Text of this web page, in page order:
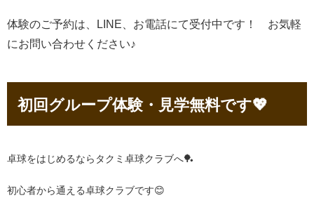
体験のご予約は、LINE、お電話にて受付中です！ お気軽
にお問い合わせください♪
初回グループ体験・見学無料です💖
卓球をはじめるならタクミ卓球クラブへ🏓
初心者から通える卓球クラブです😊